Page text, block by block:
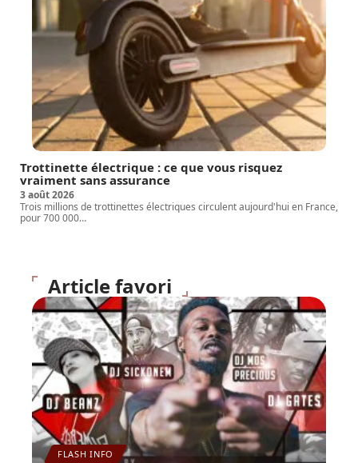
Trottinette électrique : ce que vous risquez
vraiment sans assurance
3 août 2026
Trois millions de trottinettes électriques circulent aujourd'hui en France,
pour 700 000…
Article favori
FLASH INFO